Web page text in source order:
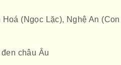
(Ngọc Lặc), Nghệ An (Con
châu Âu